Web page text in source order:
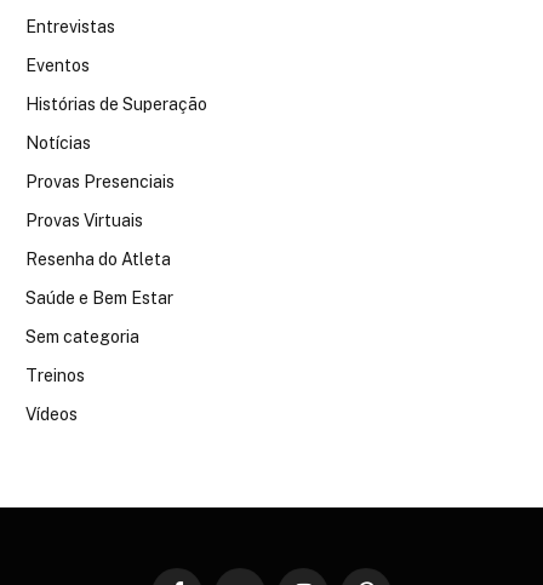
Entrevistas
Eventos
Histórias de Superação
Notícias
Provas Presenciais
Provas Virtuais
Resenha do Atleta
Saúde e Bem Estar
Sem categoria
Treinos
Vídeos